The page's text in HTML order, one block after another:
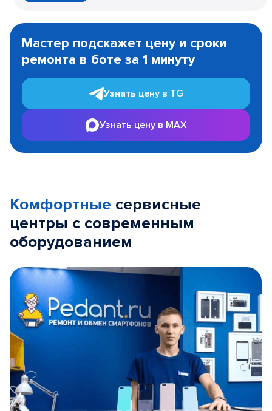
1
Мастер подскажет цену и сроки
ремонта в боте за 1 минуту
Узнать цену в TG
Узнать цену в MAX
Комфортные сервисные
центры с современным
оборудованием